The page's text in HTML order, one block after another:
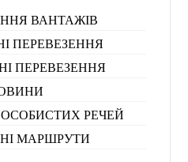
ВАНТАЖІВ
ПЕРЕВЕЗЕННЯ
ПЕРЕВЕЗЕННЯ
РЕЧЕЙ
МАРШРУТИ